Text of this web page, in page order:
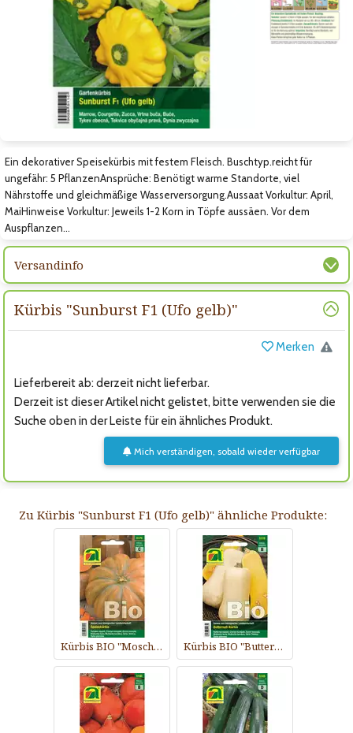
Zum vorigen Bild Zum nächsten Bild
Zum nächsten Bild
Ein dekorativer Speisekürbis mit festem Fleisch. Buschtyp.reicht für
ungefähr: 5 PflanzenAnsprüche: Benötigt warme Standorte, viel
Nährstoffe und gleichmäßige Wasserversorgung.Aussaat Vorkultur: April,
MaiHinweise Vorkultur: Jeweils 1-2 Korn in Töpfe aussäen. Vor dem
Auspflanzen…
Versandinfo
Kürbis "Sunburst F1 (Ufo gelb)"
Merken
Lieferbereit ab: derzeit nicht lieferbar.
Derzeit ist dieser Artikel nicht gelistet, bitte verwenden sie die
Suche oben in der Leiste für ein ähnliches Produkt.
Mich verständigen, sobald wieder verfügbar
Zu Kürbis "Sunburst F1 (Ufo gelb)" ähnliche Produkte:
Kürbis BIO "Moschata de Provence" Kürbis BIO "Butternuß-Kürbis"